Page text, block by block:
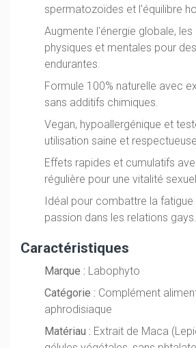
spermatozoïdes et l'équilibre
Augmente l'énergie globale,
physiques et mentales pour
endurantes.
Formule 100% naturelle avec
sans additifs chimiques.
Vegan, hypoallergénique et
utilisation saine et
Effets rapides et cumulatifs
régulière pour une vitalité
Idéal pour combattre la fatigue
passion dans les relations gays.
Caractéristiques
Marque : Labophyto
Catégorie : Complément
aphrodisiaque
Matériau : Extrait de Maca